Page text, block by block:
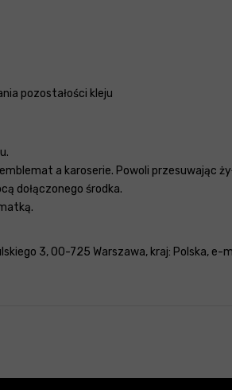
pozostałości kleju
a karoserie. Powoli przesuwając
dołączonego środka.
3, 00-725 Warszawa, kraj: Polska,